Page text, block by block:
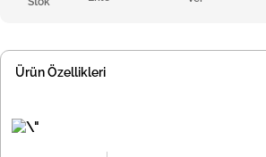
Ürün Özellikleri